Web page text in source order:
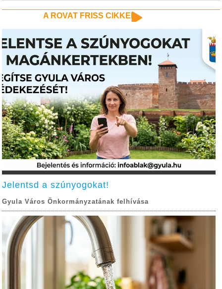
A ROVAT FRISS CIKKEI
Jelentsd a szúnyogokat!
Gyula Város Önkormányzatának felhívása